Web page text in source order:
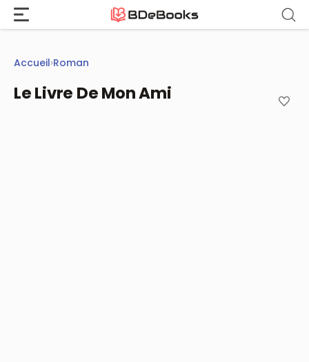
Aller
contenu
Accueil›Roman
Le Livre De Mon Ami